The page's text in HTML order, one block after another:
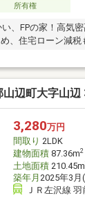
所有権
、FPの家！高気
、住宅ローン減税
辺町大字山辺
3,280万円
間取り 2LDK
建物面積87.36m2
土地面積210.45m
築年月 2025年3月
ＪＲ左沢線